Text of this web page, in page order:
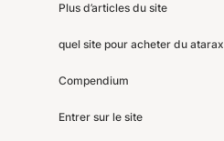
Plus d’articles du site
quel site pour acheter du atarax
Compendium
Entrer sur le site